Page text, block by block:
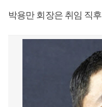
박용만 회장은 취임 직